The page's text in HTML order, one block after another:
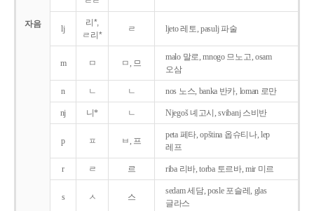
자음 lj
리*,
ㄹ리*
ㄹ ljeto 레토, pasulj 파술
m ㅁ ㅁ, 므
malo 말로, mnogo 므노고, osam
오삼
n ㄴ ㄴ nos 노스, banka 반카, loman 로만
nj 니* ㄴ Njegoš 녜고시, svibanj 스비반
p ㅍ ㅂ, 프
peta 페타, opština 옵슈티나, lep
레프
r ㄹ 르 riba 리바, torba 토르바, mir 미르
s ㅅ 스
sedam 세담, posle 포슬레, glas
글라스